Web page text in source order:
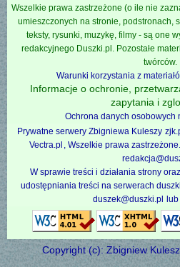
Wszelkie prawa zastrzeżone (o ile nie
umieszczonych na stronie, podstronach,
teksty, rysunki, muzykę, filmy - są one
redakcyjnego Duszki.pl. Pozostałe
twórców.
Warunki korzystania z
Informacje o ochronie,
zapytania i
Ochrona danych osobowych
Prywatne serwery Zbigniewa Kuleszy
Vectra.pl , Wszelkie prawa
W sprawie treści i działania strony
udostępniania treści na serwerach
duszek@duszki.pl lub
Copyright (c): Zbigniew